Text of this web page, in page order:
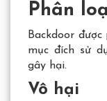
Phân
Backdoor
mục đích sử
gây hại.
Vô hại